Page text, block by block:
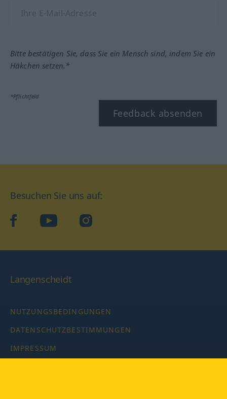
Bitte bestätigen Sie, dass Sie ein Mensch sind, indem Sie ein
Häkchen setzen.*
*Pflichtfeld
Feedback absenden
Besuchen Sie uns auf:
facebookYouTube Instagram
Langenscheidt
NUTZUNGSBEDINGUNGEN
DATENSCHUTZBESTIMMUNGEN
IMPRESSUM